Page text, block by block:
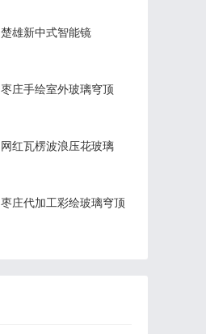
楚雄新中式智能镜
枣庄手绘室外玻璃穹顶
网红瓦楞波浪压花玻璃
枣庄代加工彩绘玻璃穹顶